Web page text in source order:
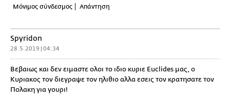
Μόνιμος σύνδεσμος
Απάντηση
Spyridon
28.5.2019 | 04:34
Βεβαιως και δεν ειμαστε ολοι το ιδιο κυριε Euclides μας, ο
Κυριακος τον διεγραψε τον ηλιθιο αλλα εσεις τον κρατησατε τον
Πολακη για γουρι!